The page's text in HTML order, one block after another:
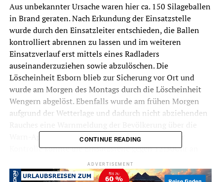
Aus unbekannter Ursache waren hier ca. 150 Silageballen
in Brand geraten. Nach Erkundung der Einsatzstelle
wurde durch den Einsatzleiter entschieden, die Ballen
kontrolliert abrennen zu lassen und im weiteren
Einsatzverlauf erst mittels eines Radladers
auseinanderzuziehen sowie abzulöschen. Die
Löscheinheit Esborn blieb zur Sicherung vor Ort und
wurde am Morgen des Montags durch die Löscheinheit
Wengern abgelöst. Ebenfalls wurde am frühen Morgen
aufgrund der Wetterlage und dadurch nicht abziehenden
Warn-App Nina ausgegeben. Nach abschließender
Kontrolle konnte die Einsatzstelle gegen 12:30Uhr an
den Eigentümer übergeben werden und die Kräfte
rückten zum Standort ein.
CONTINUE READING
ADVERTISEMENT